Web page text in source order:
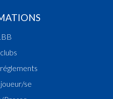
se